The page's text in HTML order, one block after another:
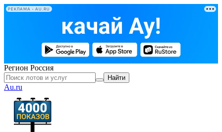
РЕКЛАМА • AU.RU
Регион Россия
Найти
Au.ru